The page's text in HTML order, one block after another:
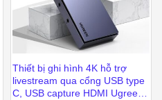
Thiết bị ghi hình 4K hỗ trợ
livestream qua cổng USB type
C, USB capture HDMI Ugreen